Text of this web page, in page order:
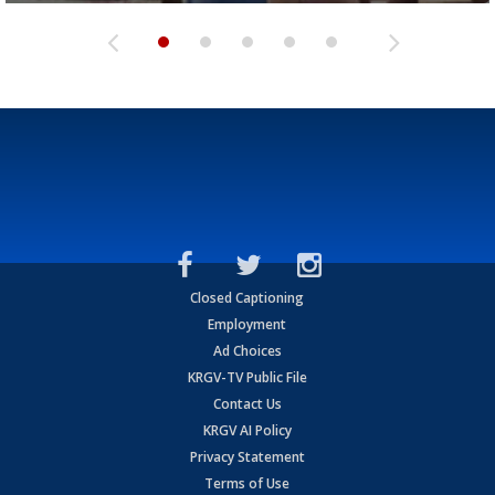
Closed Captioning
Employment
Ad Choices
KRGV-TV Public File
Contact Us
KRGV AI Policy
Privacy Statement
Terms of Use